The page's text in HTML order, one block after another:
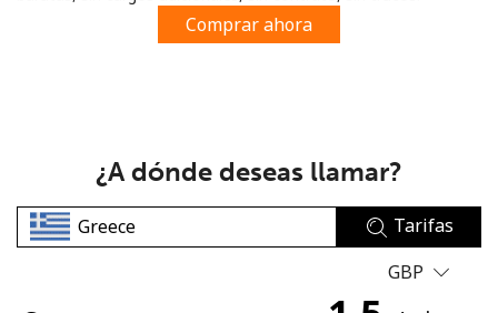
Comprar ahora
¿A dónde deseas llamar?
Tarifas
GBP